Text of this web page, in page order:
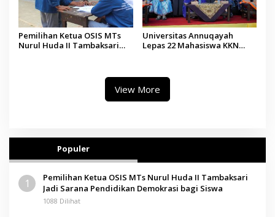
Pemilihan Ketua OSIS MTs
Nurul Huda II Tambaksari
Universitas Annuqayah
Lepas 22 Mahasiswa KKN
View More
Populer
1
Pemilihan Ketua OSIS MTs Nurul Huda II Tambaksari
Jadi Sarana Pendidikan Demokrasi bagi Siswa
1088 Dilihat